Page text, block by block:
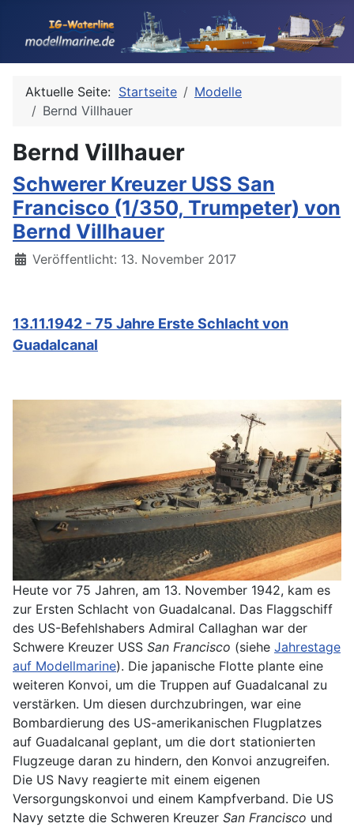
Aktuelle Seite: Startseite
Modelle
Bernd Villhauer
Bernd Villhauer
Schwerer Kreuzer USS San
Francisco (1/350, Trumpeter) von
Bernd Villhauer
Details
Veröffentlicht: 13. November 2017
13.11.1942 - 75 Jahre Erste Schlacht von
Guadalcanal
Heute vor 75 Jahren, am 13. November 1942, kam es
zur Ersten Schlacht von Guadalcanal. Das Flaggschiff
des US-Befehlshabers Admiral Callaghan war der
Schwere Kreuzer USS San Francisco (siehe Jahrestage
auf Modellmarine). Die japanische Flotte plante eine
weiteren Konvoi, um die Truppen auf Guadalcanal zu
verstärken. Um diesen durchzubringen, war eine
Bombardierung des US-amerikanischen Flugplatzes
auf Guadalcanal geplant, um die dort stationierten
Flugzeuge daran zu hindern, den Konvoi anzugreifen.
Die US Navy reagierte mit einem eigenen
Versorgungskonvoi und einem Kampfverband. Die US
Navy setzte die Schweren Kreuzer San Francisco und